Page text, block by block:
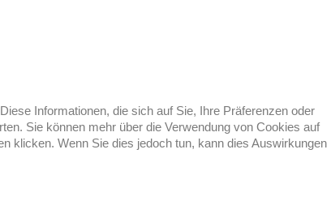
Informationen, die sich auf Sie, Ihre Präferenzen oder
Sie können mehr über die Verwendung von Cookies auf
klicken. Wenn Sie dies jedoch tun, kann dies Auswirkungen